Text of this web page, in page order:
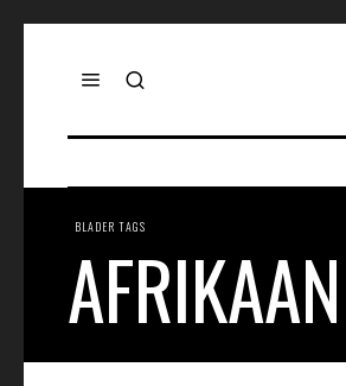
BLADER TAGS